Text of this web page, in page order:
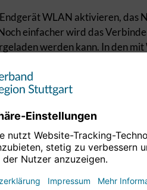
WLAN aktivieren, das
einfacher wird das
werden kann. In den
der Verbindungsvorgang
mit dem bekannten WLAN-
Stuttgart und der Verband
ein umfangreiches
haben die Fahrgäste
Angebot. Bis zum nächsten